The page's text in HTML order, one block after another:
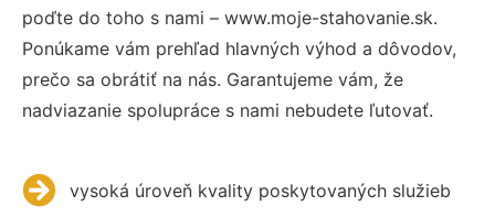
poďte do toho s nami – www.moje-stahovanie.sk.
Ponúkame vám prehľad hlavných výhod a dôvodov,
prečo sa obrátiť na nás. Garantujeme vám, že
nadviazanie spolupráce s nami nebudete ľutovať.
vysoká úroveň kvality poskytovaných služieb